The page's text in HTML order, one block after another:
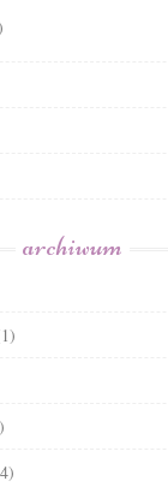
archiwum